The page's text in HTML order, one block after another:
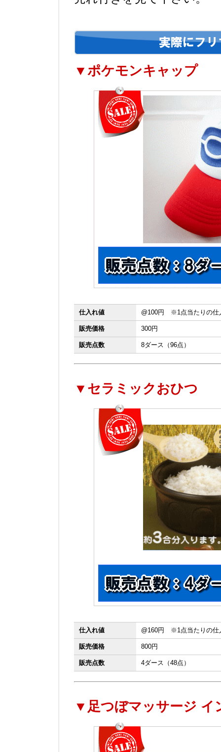
▼ポケモンキャップ
仕入れ値 @100円 ※1点当たりの仕
販売価格 300円
販売点数 8ダース（96点）
▼セラミックおひつ
仕入れ値 @160円 ※1点当たりの仕
販売価格 800円
販売点数 4ダース（48点）
▼足つぼマッサージ イ